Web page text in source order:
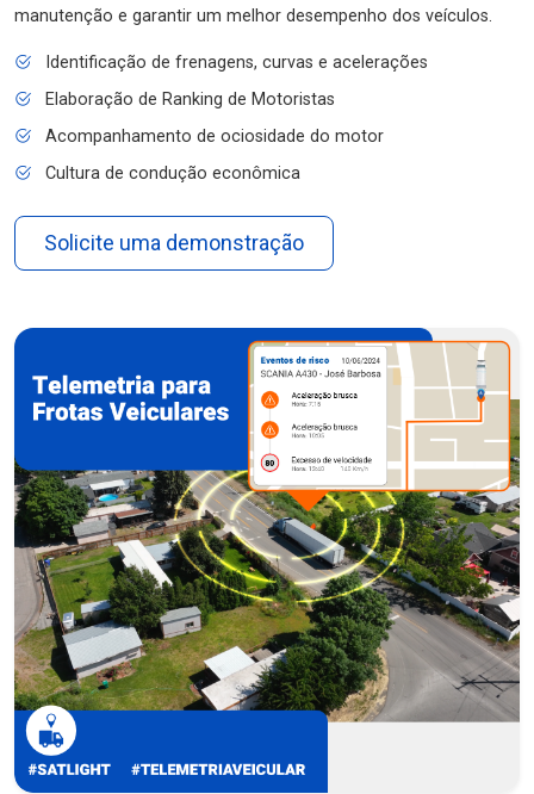
manutenção e garantir um melhor desempenho dos veículos.
Identificação de frenagens, curvas e acelerações
Elaboração de Ranking de Motoristas
Acompanhamento de ociosidade do motor
Cultura de condução econômica
Solicite uma demonstração